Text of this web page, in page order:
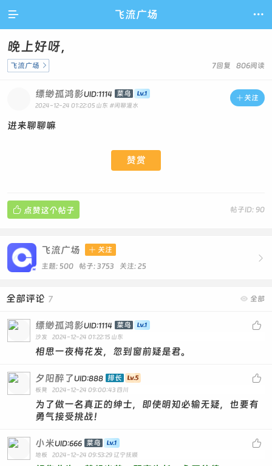
 飞流广场 
晚上好呀，
7回复 806阅读
飞流广场 
 关注
缥缈孤鸿影UID:1114 菜鸟
2024-12-24 01:22:05 山东 #闲聊灌水
进来聊聊嘛
赞赏
帖子ID: 90
 点赞这个帖子

飞流广场  关注
主题: 500 帖子: 3753 关注: 25
 全部
全部评论 7

缥缈孤鸿影UID:1114 菜鸟
沙发 2024-12-24 01:22:15 山东
相思一夜梅花发，忽到窗前疑是君。

夕阳醉了UID:888 排长
板凳 2024-12-24 09:00:43 四川
为了做一名真正的绅士，即使明知必输无疑，也要有
勇气接受挑战！

小米UID:666 菜鸟
地板 2024-12-24 09:53:29 辽宁抚顺